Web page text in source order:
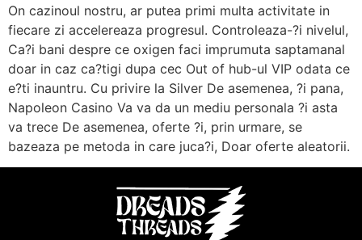
On cazinoul nostru, ar putea primi multa activitate in
fiecare zi accelereaza progresul. Controleaza-?i nivelul,
Ca?i bani despre ce oxigen faci imprumuta saptamanal
doar in caz ca?tigi dupa cec Out of hub-ul VIP odata ce
e?ti inauntru. Cu privire la Silver De asemenea, ?i pana,
Napoleon Casino Va va da un mediu personala ?i asta
va trece De asemenea, oferte ?i, prin urmare, se
bazeaza pe metoda in care juca?i, Doar oferte aleatorii.